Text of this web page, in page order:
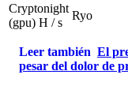
Cryptonight
(gpu) H / s
Ryo
Leer también El
pesar del dolor de